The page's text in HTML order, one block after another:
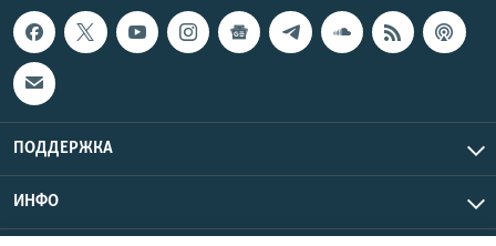
ПОДДЕРЖКА
ИНФО